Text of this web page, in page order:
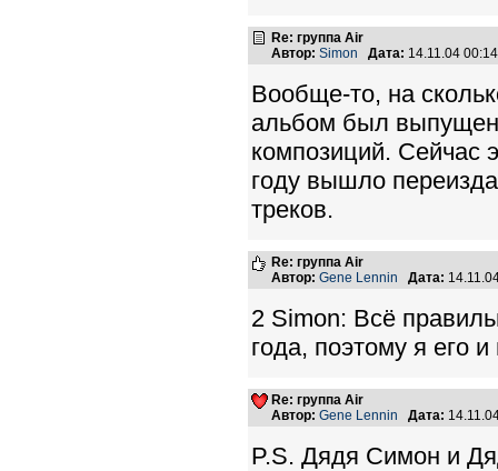
Re: группа Air
Автор: Simon Дата: 14.11.04
Вообще-то, на
альбом был выпущен
композиций. Сейчас
году вышло
треков.
Re: группа Air
Автор: Gene Lennin Дата:
2 Simon: Всё
года, поэтому я его
Re: группа Air
Автор: Gene Lennin Дата:
P.S. Дядя Симон и